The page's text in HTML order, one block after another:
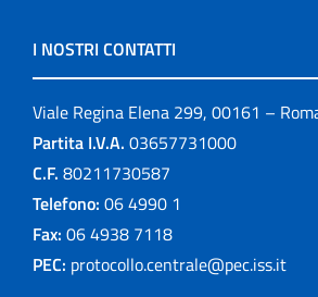
I NOSTRI CONTATTI
Viale Regina Elena 299, 00161 –
Partita I.V.A. 03657731000
C.F. 80211730587
Telefono: 06 4990 1
Fax: 06 4938 7118
PEC: protocollo.centrale@pec.iss.it